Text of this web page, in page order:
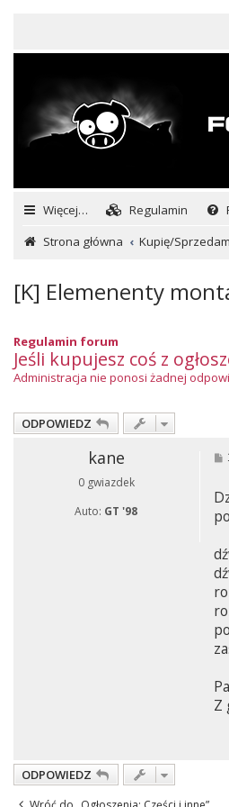
Więcej… Regulamin
Strona główna
Kupię/
[K] Elemenenty
Regulamin forum
Jeśli kupujesz coś z
Administracja nie ponosi żadnej
ODPOWIEDZ
kane
0 gwiazdek
Auto: GT '98
t
Z
ODPOWIEDZ